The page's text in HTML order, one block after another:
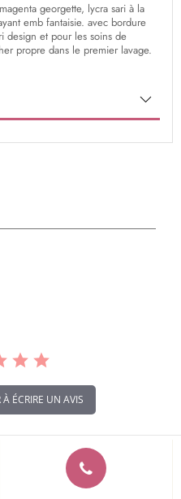
georgette, lycra sari à la
emb fantaisie. avec bordure
design et pour les soins de
propre dans le premier lavage.
ÉCRIRE UN AVIS